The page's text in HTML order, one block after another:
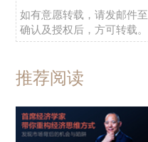
如有意愿转载，请发邮件至
确认及授权后，方可转载。
推荐阅读